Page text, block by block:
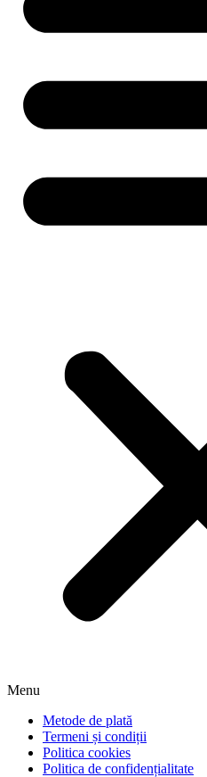
Menu
Metode de plată
Termeni și condiții
Politica cookies
Politica de confidențialitate